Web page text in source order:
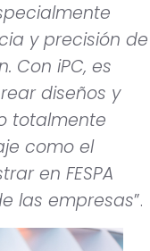
y precisión de
Con iPC, es
diseños y
totalmente
como el
en FESPA
las empresas”.